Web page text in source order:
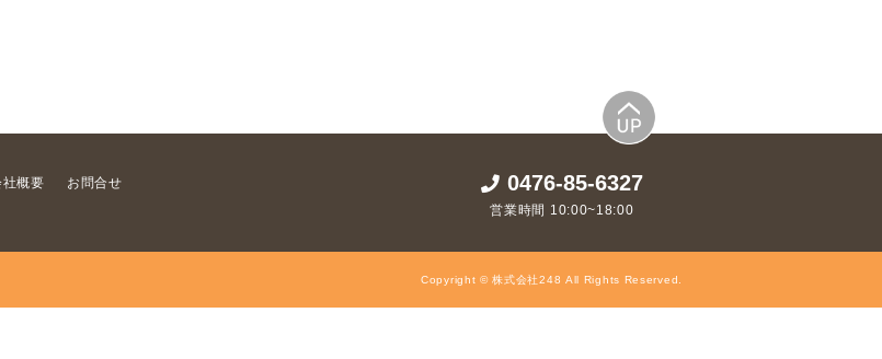
社概要 お問合せ 0476-85-6327
営業時間 10:00~18:00
Copyright © 株式会社248 All Rights Reserved.